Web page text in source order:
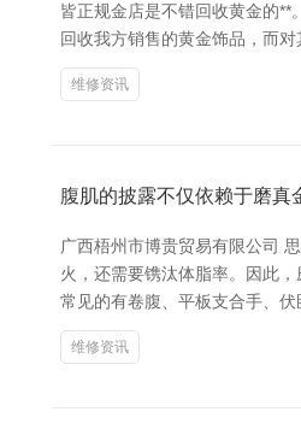
皆正规金店是不错回收黄金的
回收我方销售的黄金饰品，而
维修资讯
腹肌的披露不仅依赖于磨真
广西梧州市博贵贸易有限公司
火，还需要镌汰体脂率。因此
常见的有卷腹、平板支合手、
维修资讯